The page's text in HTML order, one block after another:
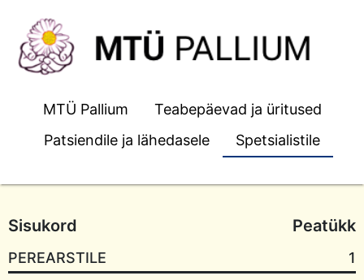
MTÜ Pallium
Teabepäevad ja üritused
Patsiendile ja lähedasele
Spetsialistile
Sisukord Peatükk
PEREARSTILE
1